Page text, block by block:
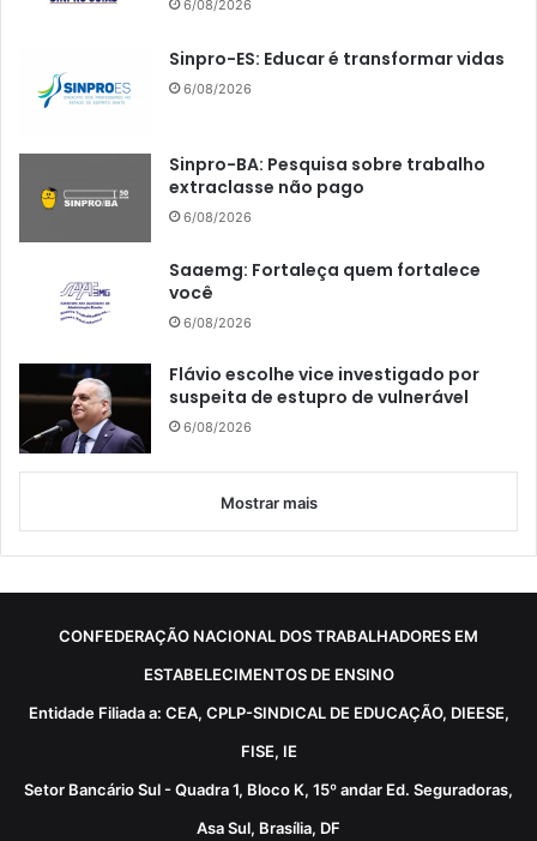
6/08/2026
Sinpro-ES: Educar é transformar vidas
6/08/2026
Sinpro-BA: Pesquisa sobre trabalho
extraclasse não pago
6/08/2026
Saaemg: Fortaleça quem fortalece
você
6/08/2026
Flávio escolhe vice investigado por
suspeita de estupro de vulnerável
6/08/2026
Mostrar mais
CONFEDERAÇÃO NACIONAL DOS TRABALHADORES EM
ESTABELECIMENTOS DE ENSINO
Entidade Filiada a: CEA, CPLP-SINDICAL DE EDUCAÇÃO, DIEESE,
FISE, IE
Setor Bancário Sul - Quadra 1, Bloco K, 15º andar Ed. Seguradoras,
Asa Sul, Brasília, DF